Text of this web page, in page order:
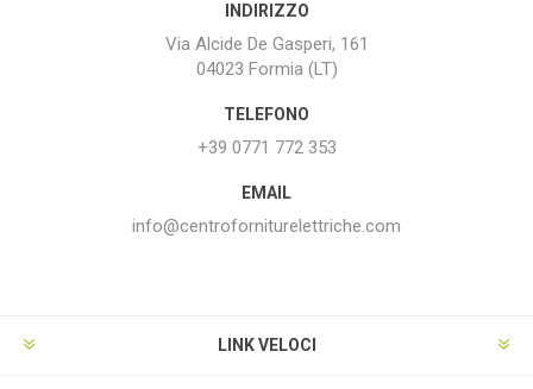
INDIRIZZO
Via Alcide De Gasperi, 161
04023 Formia (LT)
TELEFONO
+39 0771 772 353
EMAIL
info@centroforniturelettriche.com
LINK VELOCI